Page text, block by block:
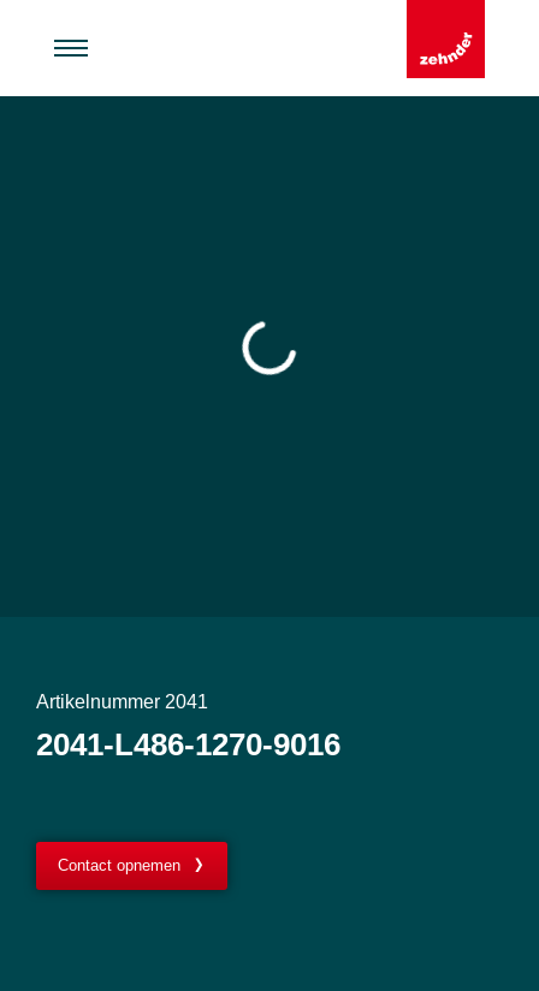
Artikelnummer 2041
2041-L486-1270-9016
Contact opnemen